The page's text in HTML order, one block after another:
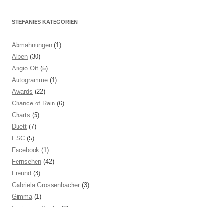
STEFANIES KATEGORIEN
Abmahnungen (1)
Alben (30)
Angie Ott (5)
Autogramme (1)
Awards (22)
Chance of Rain (6)
Charts (5)
Duett (7)
ESC (5)
Facebook (1)
Fernsehen (42)
Freund (3)
Gabriela Grossenbacher (3)
Gimma (1)